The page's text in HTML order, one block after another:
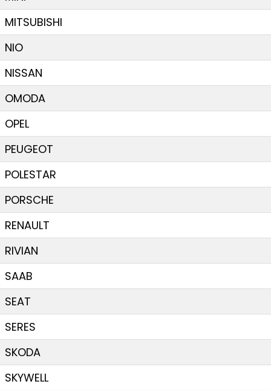
MITSUBISHI
NIO
NISSAN
OMODA
OPEL
PEUGEOT
POLESTAR
PORSCHE
RENAULT
RIVIAN
SAAB
SEAT
SERES
SKODA
SKYWELL